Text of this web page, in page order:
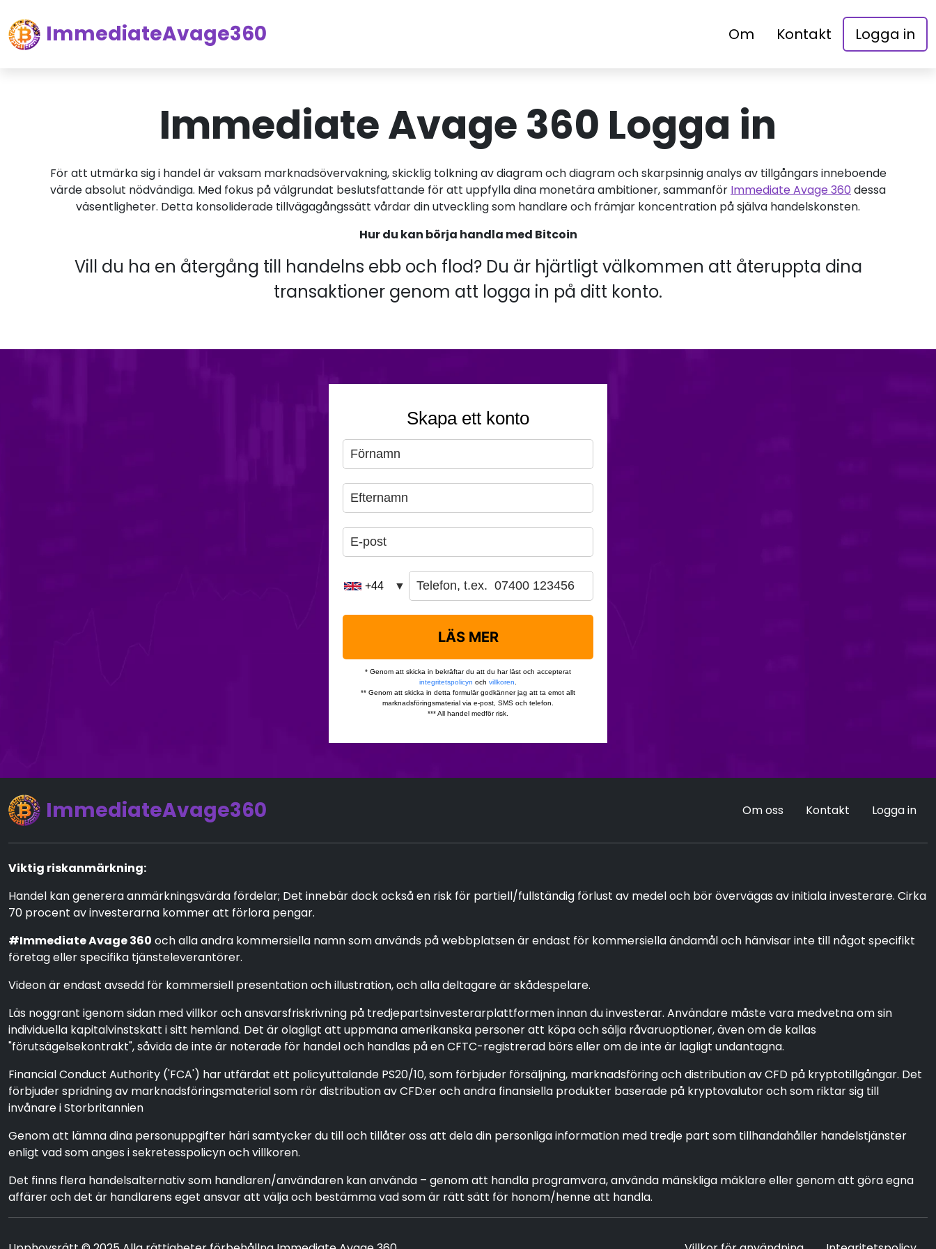
ImmediateAvage360 Om Kontakt Logga in
Immediate Avage 360 Logga in
För att utmärka sig i handel är vaksam marknadsövervakning, skicklig tolkning av diagram och diagram och skarpsinnig analys av tillgångars inneboende
värde absolut nödvändiga. Med fokus på välgrundat beslutsfattande för att uppfylla dina monetära ambitioner, sammanför Immediate Avage 360 dessa
väsentligheter. Detta konsoliderade tillvägagångssätt vårdar din utveckling som handlare och främjar koncentration på själva handelskonsten.
Hur du kan börja handla med Bitcoin
Vill du ha en återgång till handelns ebb och flod? Du är hjärtligt välkommen att återuppta dina
transaktioner genom att logga in på ditt konto.
ImmediateAvage360 Om oss Kontakt Logga in
Viktig riskanmärkning:
Handel kan generera anmärkningsvärda fördelar; Det innebär dock också en risk för partiell/fullständig förlust av medel och bör övervägas av initiala investerare. Cirka
70 procent av investerarna kommer att förlora pengar.
#Immediate Avage 360 och alla andra kommersiella namn som används på webbplatsen är endast för kommersiella ändamål och hänvisar inte till något specifikt
företag eller specifika tjänsteleverantörer.
Videon är endast avsedd för kommersiell presentation och illustration, och alla deltagare är skådespelare.
Läs noggrant igenom sidan med villkor och ansvarsfriskrivning på tredjepartsinvesterarplattformen innan du investerar. Användare måste vara medvetna om sin
individuella kapitalvinstskatt i sitt hemland. Det är olagligt att uppmana amerikanska personer att köpa och sälja råvaruoptioner, även om de kallas
"förutsägelsekontrakt", såvida de inte är noterade för handel och handlas på en CFTC-registrerad börs eller om de inte är lagligt undantagna.
Financial Conduct Authority ('FCA') har utfärdat ett policyuttalande PS20/10, som förbjuder försäljning, marknadsföring och distribution av CFD på kryptotillgångar. Det
förbjuder spridning av marknadsföringsmaterial som rör distribution av CFD:er och andra finansiella produkter baserade på kryptovalutor och som riktar sig till
invånare i Storbritannien
Genom att lämna dina personuppgifter häri samtycker du till och tillåter oss att dela din personliga information med tredje part som tillhandahåller handelstjänster
enligt vad som anges i sekretesspolicyn och villkoren.
Det finns flera handelsalternativ som handlaren/användaren kan använda – genom att handla programvara, använda mänskliga mäklare eller genom att göra egna
affärer och det är handlarens eget ansvar att välja och bestämma vad som är rätt sätt för honom/henne att handla.